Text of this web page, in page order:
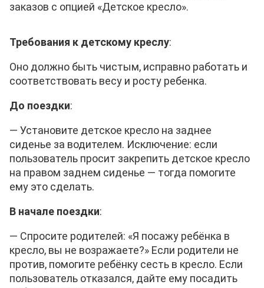
заказов с опцией «Детское кресло».
Требования к детскому креслу:
Оно должно быть чистым, исправно работать и
соответствовать весу и росту ребенка.
До поездки:
— Установите детское кресло на заднее
сиденье за водителем. Исключение: если
пользователь просит закрепить детское кресло
на правом заднем сиденье — тогда помогите
ему это сделать.
В начале поездки:
— Спросите родителей: «Я посажу ребёнка в
кресло, вы не возражаете?» Если родители не
против, помогите ребёнку сесть в кресло. Если
пользователь отказался, дайте ему посадить